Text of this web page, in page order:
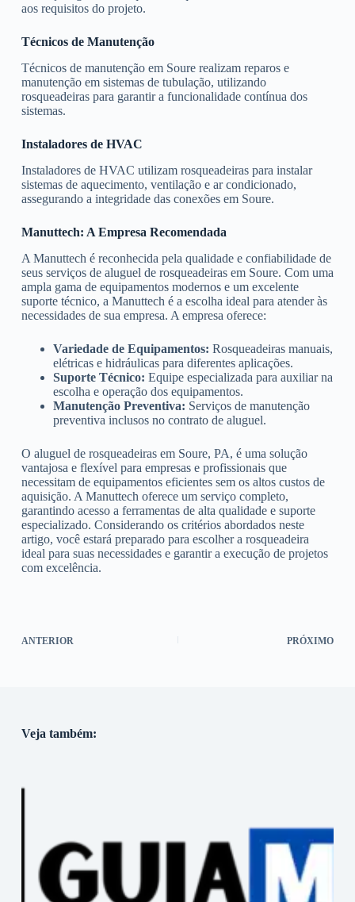
aos requisitos do projeto.
Técnicos de Manutenção
Técnicos de manutenção em Soure realizam reparos e
manutenção em sistemas de tubulação, utilizando
rosqueadeiras para garantir a funcionalidade contínua dos
sistemas.
Instaladores de HVAC
Instaladores de HVAC utilizam rosqueadeiras para instalar
sistemas de aquecimento, ventilação e ar condicionado,
assegurando a integridade das conexões em Soure.
Manuttech: A Empresa Recomendada
A Manuttech é reconhecida pela qualidade e confiabilidade de
seus serviços de aluguel de rosqueadeiras em Soure. Com uma
ampla gama de equipamentos modernos e um excelente
suporte técnico, a Manuttech é a escolha ideal para atender às
necessidades de sua empresa. A empresa oferece:
Variedade de Equipamentos: Rosqueadeiras manuais,
elétricas e hidráulicas para diferentes aplicações.
Suporte Técnico: Equipe especializada para auxiliar na
escolha e operação dos equipamentos.
Manutenção Preventiva: Serviços de manutenção
preventiva inclusos no contrato de aluguel.
O aluguel de rosqueadeiras em Soure, PA, é uma solução
vantajosa e flexível para empresas e profissionais que
necessitam de equipamentos eficientes sem os altos custos de
aquisição. A Manuttech oferece um serviço completo,
garantindo acesso a ferramentas de alta qualidade e suporte
especializado. Considerando os critérios abordados neste
artigo, você estará preparado para escolher a rosqueadeira
ideal para suas necessidades e garantir a execução de projetos
com excelência.
ANTERIOR PRÓXIMO
Veja também: